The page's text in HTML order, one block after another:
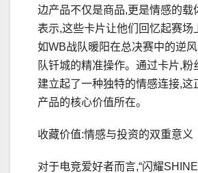
边产品不仅是商品,更是情感的载
表示,这些卡片让他们回忆起赛场
如WB战队暖阳在总决赛中的逆
队钎城的精准操作。通过卡片,粉
建立起了一种独特的情感连接,这
产品的核心价值所在。
收藏价值:情感与投资的双重意义
对于电竞爱好者而言,“闪耀